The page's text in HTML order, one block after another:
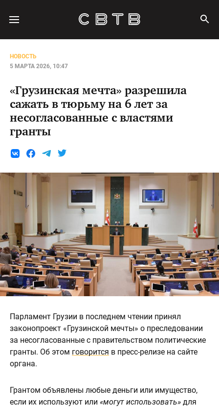
НОВОСТЬ
5 МАРТА 2026, 10:47
«Грузинская мечта» разрешила
сажать в тюрьму на 6 лет за
несогласованные с властями
гранты
Парламент Грузии в последнем чтении принял
законопроект «Грузинской мечты» о преследовании
за несогласованные с правительством политические
гранты. Об этом говорится в пресс-релизе на сайте
органа.
Грантом объявлены любые деньги или имущество,
если их используют или «могут использовать» для